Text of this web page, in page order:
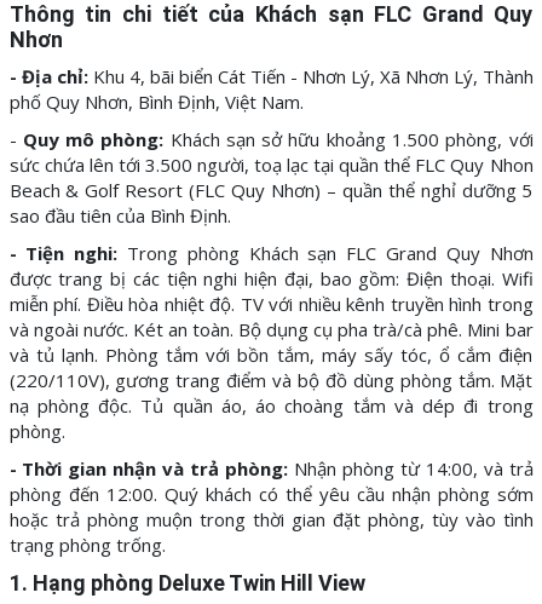
Thông tin chi tiết của Khách sạn FLC Grand Quy
Nhơn
- Địa chỉ:Khu 4, bãi biển Cát Tiến - Nhơn Lý, Xã Nhơn Lý, Thành
phố Quy Nhơn, Bình Định, Việt Nam.
- Quy mô phòng: Khách sạn sở hữu khoảng 1.500 phòng, với
sức chứa lên tới 3.500 người, toạ lạc tại quần thể FLC Quy Nhon
Beach & Golf Resort (FLC Quy Nhơn) – quần thể nghỉ dưỡng 5
sao đầu tiên của Bình Định.
- Tiện nghi: Trong phòng Khách sạn FLC Grand Quy Nhơn
được trang bị các tiện nghi hiện đại, bao gồm: Điện thoại. Wifi
miễn phí. Điều hòa nhiệt độ. TV với nhiều kênh truyền hình trong
và ngoài nước. Két an toàn. Bộ dụng cụ pha trà/cà phê. Mini bar
và tủ lạnh. Phòng tắm với bồn tắm, máy sấy tóc, ổ cắm điện
(220/110V), gương trang điểm và bộ đồ dùng phòng tắm. Mặt
nạ phòng độc. Tủ quần áo, áo choàng tắm và dép đi trong
phòng.
- Thời gian nhận và trả phòng: Nhận phòng từ 14:00, và trả
phòng đến 12:00. Quý khách có thể yêu cầu nhận phòng sớm
hoặc trả phòng muộn trong thời gian đặt phòng, tùy vào tình
trạng phòng trống.
1. Hạng phòng Deluxe Twin Hill View